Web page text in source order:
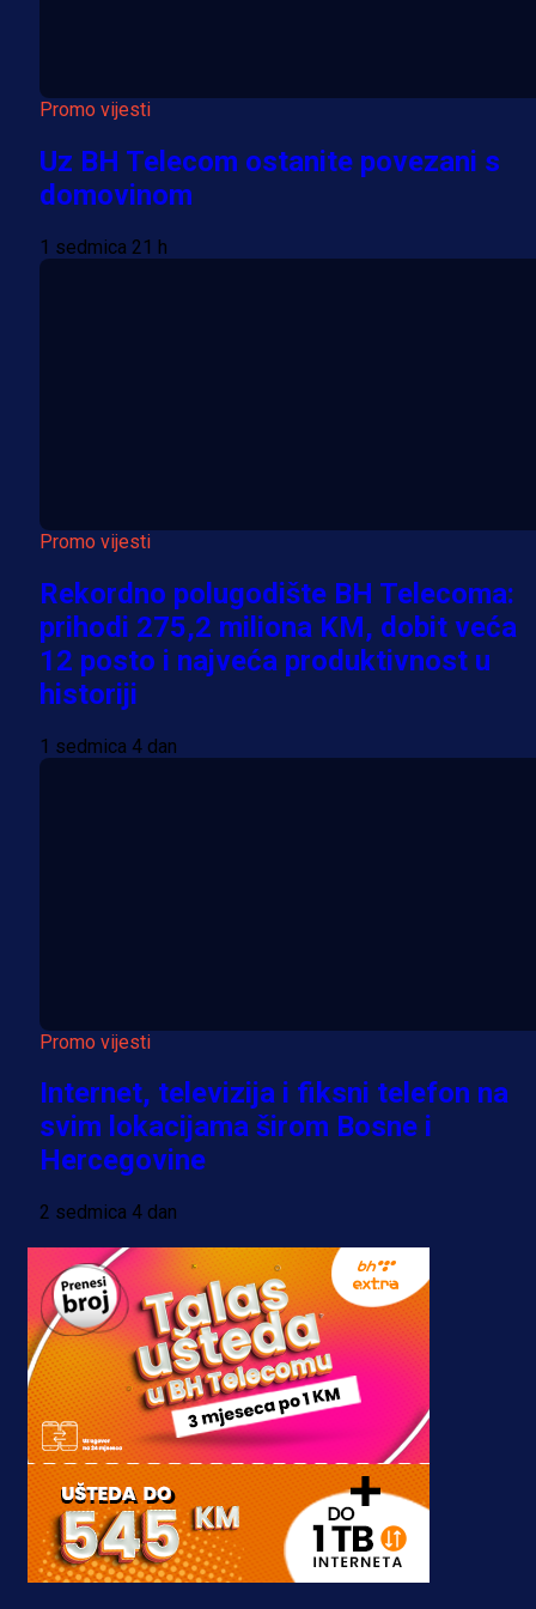
Promo vijesti
Uz BH Telecom ostanite povezani s
domovinom
1 sedmica 21 h
Promo vijesti
Rekordno polugodište BH Telecoma:
prihodi 275,2 miliona KM, dobit veća
12 posto i najveća produktivnost u
historiji
1 sedmica 4 dan
Promo vijesti
Internet, televizija i fiksni telefon na
svim lokacijama širom Bosne i
Hercegovine
2 sedmica 4 dan